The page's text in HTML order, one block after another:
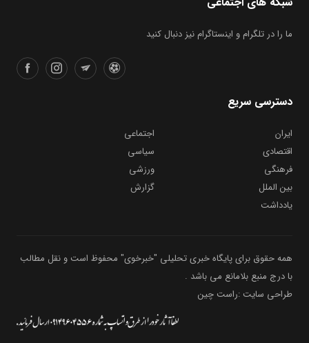
ما را در تلگرام و اینستاگرام نیز دنبال کنید
دسترسی سریع
ایران
اجتماعی
اقتصادی
سیاسی
فرهنگی
ورزشی
بین الملل
گزارش
یادداشت
همه حقوق برای پایگاه خبری تحلیلی "خبرخوی" محفوظ است و نقل مطالب
با درج منبع بلامانع می باشد .
طراحی سایت :راست چین